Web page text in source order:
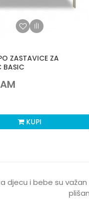
ZASTAVICE ZA
BASIC
KUPI
djecu i bebe su